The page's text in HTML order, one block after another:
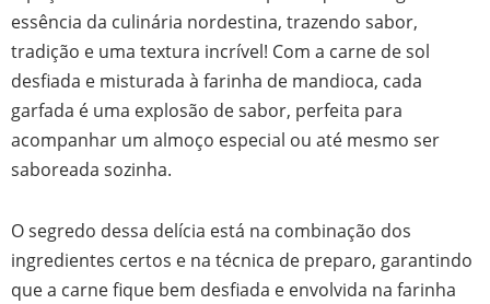
essência da culinária nordestina, trazendo sabor,
tradição e uma textura incrível! Com a carne de sol
desfiada e misturada à farinha de mandioca, cada
garfada é uma explosão de sabor, perfeita para
acompanhar um almoço especial ou até mesmo ser
saboreada sozinha.
O segredo dessa delícia está na combinação dos
ingredientes certos e na técnica de preparo, garantindo
que a carne fique bem desfiada e envolvida na farinha